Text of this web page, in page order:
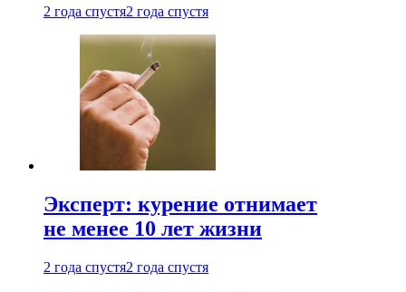
2 года спустя2 года спустя
Эксперт: курение отнимает
не менее 10 лет жизни
2 года спустя2 года спустя